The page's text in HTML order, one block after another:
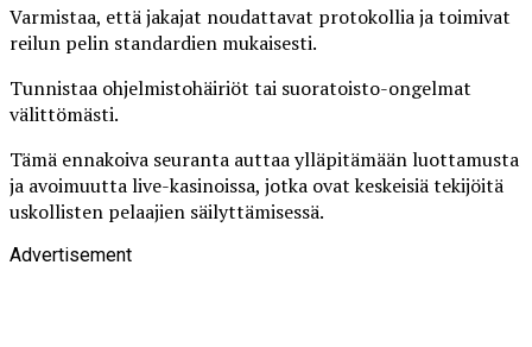
Varmistaa, että jakajat noudattavat protokollia ja toimivat
reilun pelin standardien mukaisesti.
Tunnistaa ohjelmistohäiriöt tai suoratoisto-ongelmat
välittömästi.
Tämä ennakoiva seuranta auttaa ylläpitämään luottamusta
ja avoimuutta live-kasinoissa, jotka ovat keskeisiä tekijöitä
uskollisten pelaajien säilyttämisessä.
Advertisement